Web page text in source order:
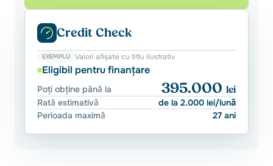
Credit Check
EXEMPLU Valori afișate cu titlu ilustrativ
Eligibil pentru finanțare
Poți obține până la 395.000 lei
Rată estimativă
de la 2.000 lei/lună
Perioada maximă
27 ani